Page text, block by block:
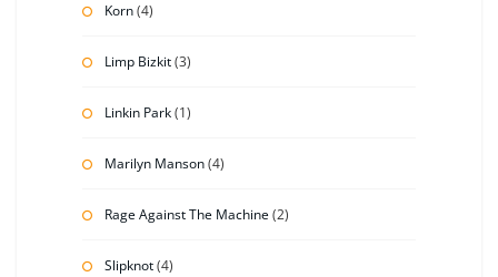
Korn(4)
Limp Bizkit(3)
Linkin Park(1)
Marilyn Manson(4)
Rage Against The Machine(2)
Slipknot(4)